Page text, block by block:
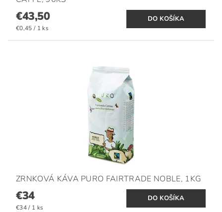
€43,50
€0,45 / 1 ks
ZRNKOVÁ KÁVA PURO FAIRTRADE NOBLE, 1KG
€34
€34 / 1 ks